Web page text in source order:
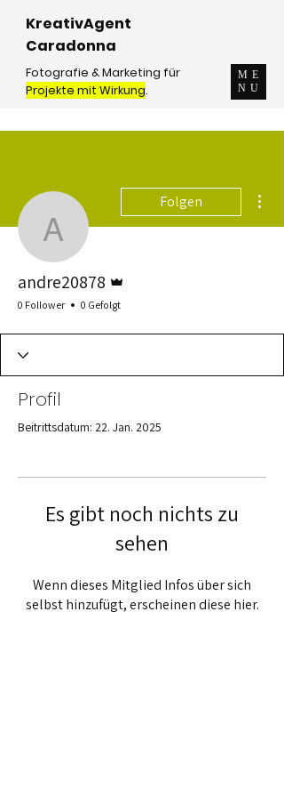
ME
NU
Fotografie & Marketing für
Projekte mit Wirkung.
KreativAgent
Caradonna
andre20878
Folgen
andre20878
0 Follower 0 Gefolgt
Profil
Beitrittsdatum: 22. Jan. 2025
Es gibt noch nichts zu
sehen
Wenn dieses Mitglied Infos über sich
selbst hinzufügt, erscheinen diese hier.